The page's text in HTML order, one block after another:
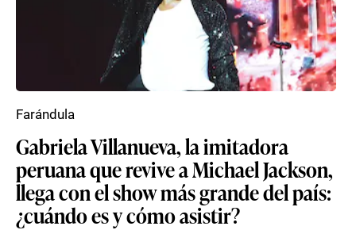
Gabriela Villanueva, la imitadora
peruana que revive a Michael Jackson,
llega con el show más grande del país:
¿cuándo es y cómo asistir?
Farándula